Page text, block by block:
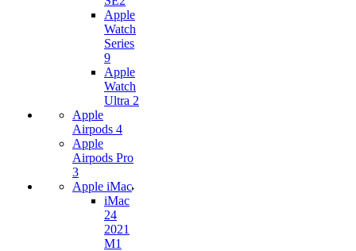
Apple
Watch
Series
9
Apple
Watch
Ultra 2
Apple
Airpods 4
Apple
Airpods Pro
3
Apple iMac
iMac
24
2021
M1